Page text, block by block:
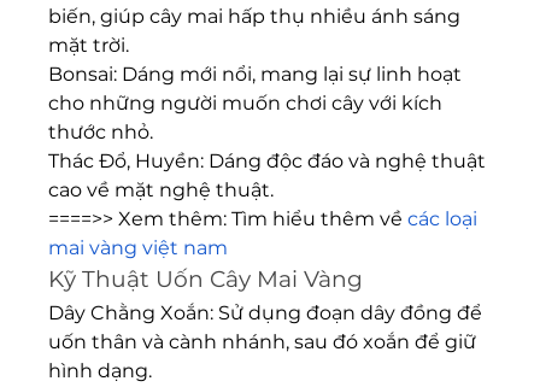
biến, giúp cây mai hấp thụ nhiều ánh sáng
mặt trời.
Bonsai: Dáng mới nổi, mang lại sự linh hoạt
cho những người muốn chơi cây với kích
thước nhỏ.
Thác Đổ, Huyền: Dáng độc đáo và nghệ thuật
cao về mặt nghệ thuật.
====>> Xem thêm: Tìm hiểu thêm về các loại
mai vàng việt nam
Kỹ Thuật Uốn Cây Mai Vàng
Dây Chằng Xoắn: Sử dụng đoạn dây đồng để
uốn thân và cành nhánh, sau đó xoắn để giữ
hình dạng.